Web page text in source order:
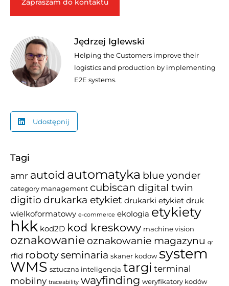
Zapraszam do kontaktu
Jędrzej Iglewski
Helping the Customers improve their
logistics and production by implementing
E2E systems.
Udostępnij
Tagi
amr autoid automatyka blue yonder
category management cubiscan digital twin
digitio drukarka etykiet drukarki etykiet druk
wielkoformatowy e-commerce ekologia etykiety
hkk kod2D kod kreskowy machine vision
oznakowanie oznakowanie magazynu qr
rfid robotyseminaria skaner kodow system
WMS sztuczna inteligencja targi terminal
mobilny traceability wayfinding weryfikatory kodów